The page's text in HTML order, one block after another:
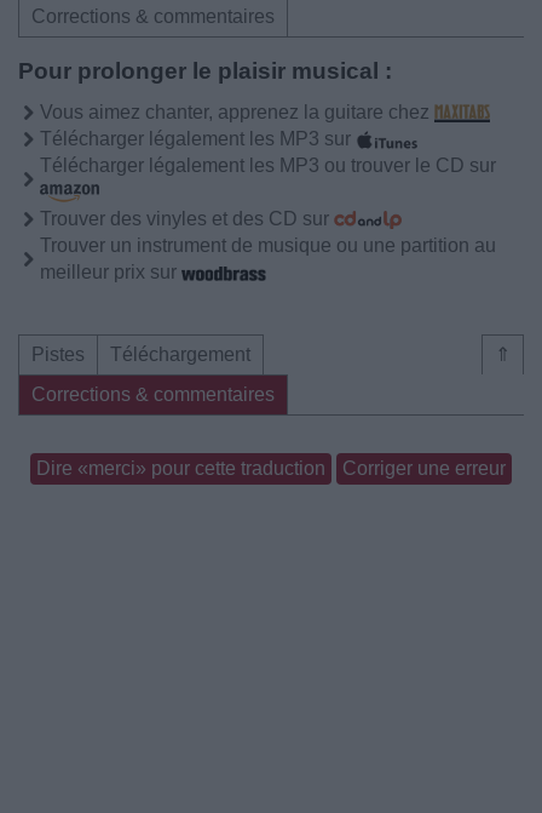
Corrections & commentaires
Pour prolonger le plaisir musical :
Vous aimez chanter, apprenez la guitare chez
Télécharger légalement les MP3 sur
Télécharger légalement les MP3 ou trouver le CD sur
Trouver des vinyles et des CD sur
Trouver un instrument de musique ou une partition au
meilleur prix sur
⇑
Pistes
Téléchargement
Corrections & commentaires
Dire «merci» pour cette traduction Corriger une erreur